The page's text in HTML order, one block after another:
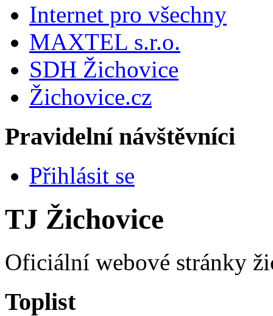
Internet pro všechny
MAXTEL s.r.o.
SDH Žichovice
Žichovice.cz
Pravidelní návštěvníci
Přihlásit se
TJ Žichovice
Oficiální webové stránky
Toplist